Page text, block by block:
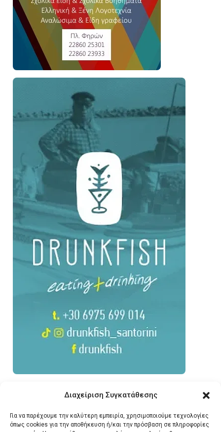
Διαχείριση Συγκατάθεσης
Για να παρέχουμε την καλύτερη εμπειρία, χρησιμοποιούμε τεχνολογίες
όπως cookies για την αποθήκευση ή/και την πρόσβαση σε πληροφορίες